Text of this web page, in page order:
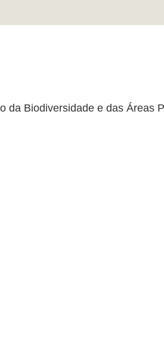
Biodiversidade e das Áreas